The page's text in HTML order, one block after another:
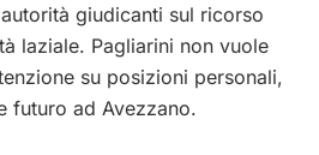
giudicanti sul ricorso
laziale. Pagliarini non vuole
su posizioni personali,
futuro ad Avezzano.